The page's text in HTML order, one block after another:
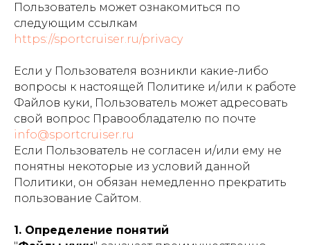
Пользователь может ознакомиться по
следующим ссылкам
https://sportcruiser.ru/privacy
Если у Пользователя возникли какие-либо
вопросы к настоящей Политике и/или к работе
Файлов куки, Пользователь может адресовать
свой вопрос Правообладателю по почте
info@sportcruiser.ru
Если Пользователь не согласен и/или ему не
понятны некоторые из условий данной
Политики, он обязан немедленно прекратить
пользование Сайтом.
1. Определение понятий